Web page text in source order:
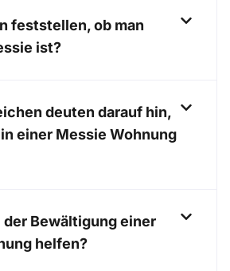
feststellen, ob man
ist?
deuten darauf hin,
einer Messie Wohnung
der Bewältigung einer
helfen?